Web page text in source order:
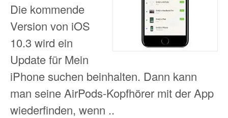
Die kommende
Version von iOS
10.3 wird ein
Update für Mein
iPhone suchen beinhalten. Dann kann
man seine AirPods-Kopfhörer mit der App
wiederfinden, wenn ..